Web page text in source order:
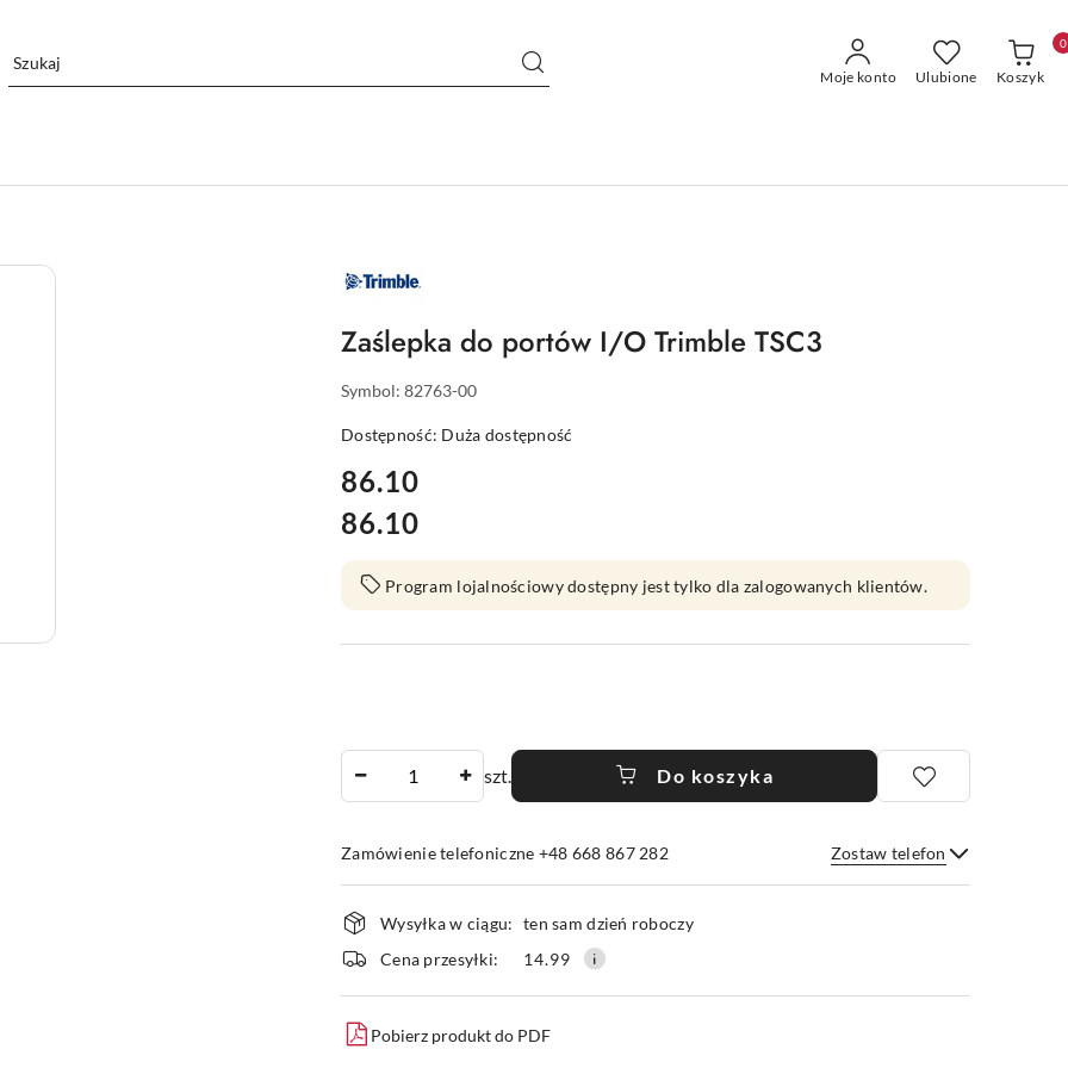
Moje konto Ulubione Koszyk
0
NAZWA
PRODUCENTA:
Zaślepka do portów I/O Trimble TSC3
Symbol: 82763-00
Dostępność: Duża dostępność
cena:
86.10
Cena:
86.10
Program lojalnościowy dostępny jest tylko dla zalogowanych klientów.
szt. Do koszyka
Zamówienie telefoniczne +48 668 867 282 Zostaw telefon
Wyślij
Dostępność
i
dostawa
Wysyłka w ciągu: ten sam dzień roboczy
Cena przesyłki:
14.99
Pobierz produkt do PDF